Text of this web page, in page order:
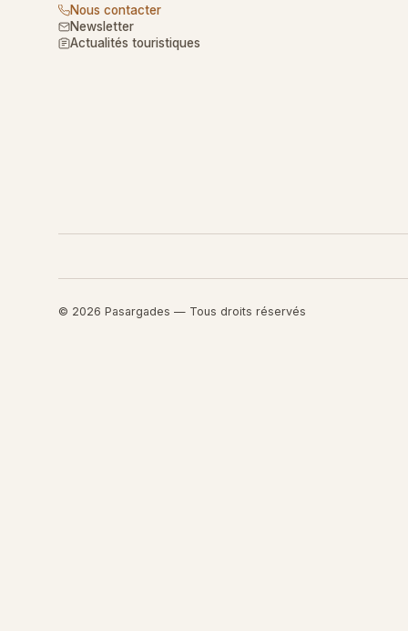
Nous contacter
Newsletter
Actualités touristiques
© 2026 Pasargades — Tous droits réservés